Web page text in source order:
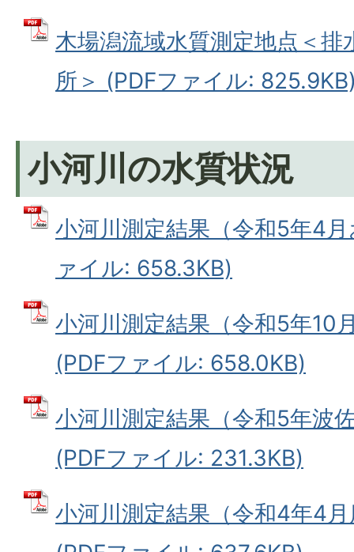
木場潟流域水質測定地点＜排
所＞ (PDFファイル:
小河川の水質状況
小河川測定結果（令和5年4
ァイル: 658.3KB)
小河川測定結果（令和5年10
(PDFファイル: 658.0KB)
小河川測定結果（令和5年波
(PDFファイル: 231.3KB)
小河川測定結果（令和4年4